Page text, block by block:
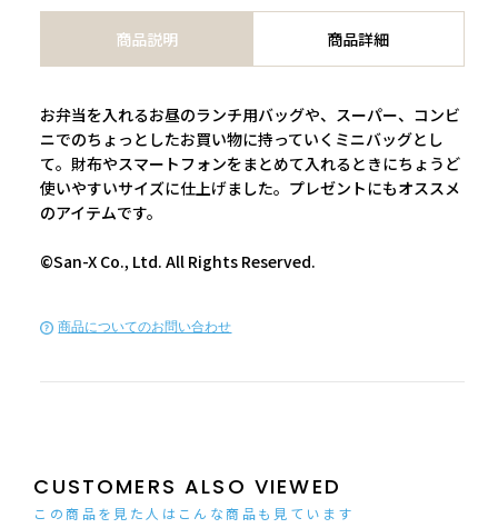
商品説明 商品詳細
お弁当を入れるお昼のランチ用バッグや、スーパー、コンビ
ニでのちょっとしたお買い物に持っていくミニバッグとし
て。財布やスマートフォンをまとめて入れるときにちょうど
使いやすいサイズに仕上げました。プレゼントにもオススメ
のアイテムです。
©San-X Co., Ltd. All Rights Reserved.
商品についてのお問い合わせ
この商品を見た人はこんな商品も見ています
CUSTOMERS ALSO VIEWED